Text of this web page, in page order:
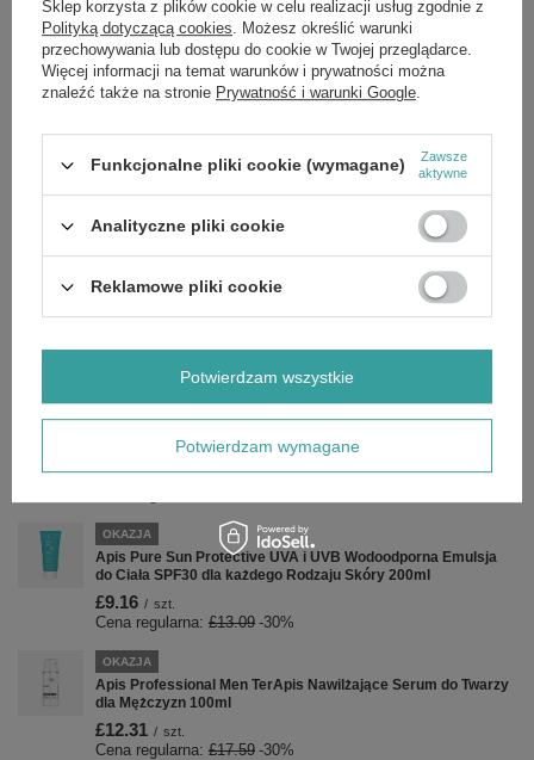
Skomponowany z myślą o wymagających użytkownikach, ten krem
łączy w sobie najlepsze składniki, oferując kompleksową pielęgnację i
ochronę przed czynnikami zewnętrznymi.
Składniki:Jeśli chcesz poznać pełny skład produktu, napisz do nas,
Marka Apis
Forma Pakowania
Zobacz również
OKAZJA
Apis Arbuzowe Orzeźwienie Sól do Kąpieli 650g
£7.13 / szt.
OKAZJA
Apis Pure Sun Protective UVA i UVB Wodoodporna Emulsja
do Ciała SPF30 dla każdego Rodzaju Skóry 200ml
£9.16 / szt.
Cena regularna: £13.09 -30%
OKAZJA
Apis Professional Men TerApis Nawilżające Serum do Twarzy
dla Mężczyzn 100ml
£12.31 / szt.
Cena regularna: £17.59 -30%
Sklep korzysta z plików cookie w celu realizacji usług zgodnie z
Polityką dotyczącą cookies. Możesz określić warunki
przechowywania lub dostępu do cookie w Twojej przeglądarce.
Więcej informacji na temat warunków i prywatności można
znaleźć także na stronie Prywatność i warunki Google.
Funkcjonalne pliki cookie (wymagane)
Zawsze
aktywne
Analityczne pliki cookie
Reklamowe pliki cookie
Potwierdzam wymagane
Potwierdzam wszystkie